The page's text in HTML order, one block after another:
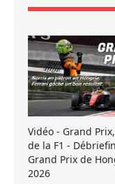
Vidéo - Grand
de la F1 -
Grand Prix de
2026